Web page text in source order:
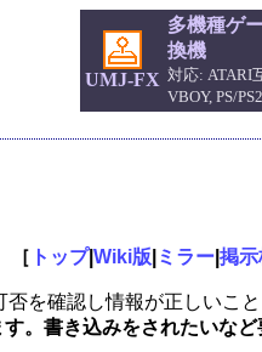
UMJ-FX
多機種ゲ
換機
対応: ATARI
VBOY, PS/
［ トップ|Wiki版 ミラー| 掲示
を確認し情報が正しいこ
。書き込みをされたいな